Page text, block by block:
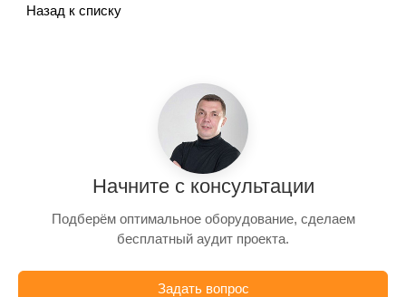
Назад к списку
Начните с консультации
Подберём оптимальное оборудование, сделаем
бесплатный аудит проекта.
Задать вопрос